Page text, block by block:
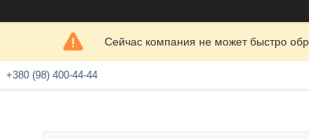
Сейчас компания не может быстро
+380 (98) 400-44-44